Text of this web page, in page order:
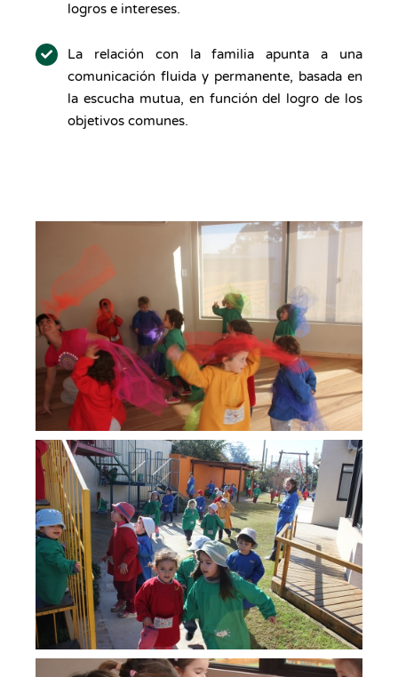
logros e intereses.
La relación con la familia apunta a una
comunicación fluida y permanente, basada en
la escucha mutua, en función del logro de los
objetivos comunes.